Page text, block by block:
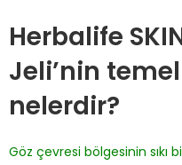
Herbalife SKIN
Jeli’nin
nelerdir?
Göz çevresi bölgesinin sıkı